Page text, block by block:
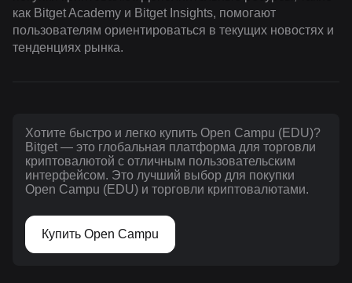
как Bitget Academy и Bitget Insights, помогают
пользователям ориентироваться в текущих новостях и
тенденциях рынка.
Хотите быстро и легко купить Open Campu (EDU)?
Bitget — это глобальная платформа для торговли
криптовалютой с отличным пользовательским
интерфейсом. Это лучший выбор для покупки
Open Campu (EDU) и торговли криптовалютами.
Купить Open Campu